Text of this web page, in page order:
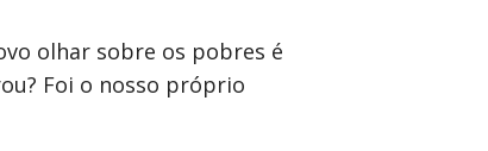
olhar sobre os pobres é
Foi o nosso próprio